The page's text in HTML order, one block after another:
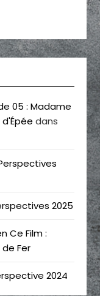
05 : Madame
dans
2025
Ce Film :
de Fer
2024